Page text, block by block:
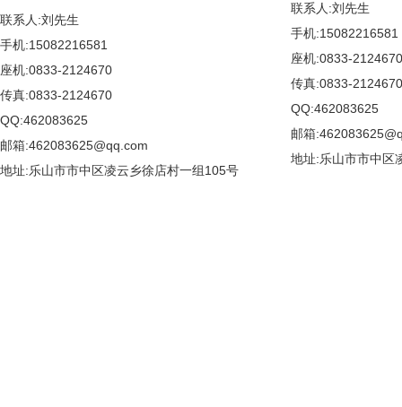
联系人:刘先生
手机:15082216581
座机:0833-2124670
传真:0833-2124670
QQ:462083625
邮箱:462083625@qq.com
地址:乐山市市中区凌云乡徐店村一组105号
联系人:刘先生
手机:15082216581
座机:0833-2124670
传真:0833-2124670
QQ:462083625
邮箱
地址:乐山市市中区